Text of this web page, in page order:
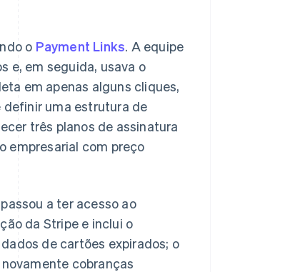
o Payment Links. A equipe
e, em seguida, usava o
em apenas alguns cliques,
uma estrutura de
três planos de assinatura
empresarial com preço
a ter acesso ao
da Stripe e inclui o
de cartões expirados; o
cobranças